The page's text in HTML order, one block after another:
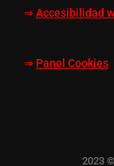
⇒ Accesibilidad
⇒ Panel Cookies
2023